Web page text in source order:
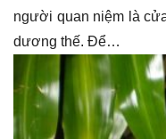
người quan niệm là
dương thế. Để…